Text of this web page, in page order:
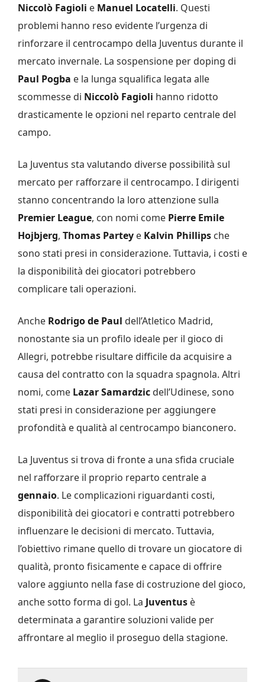
Niccolò Fagioli e Manuel Locatelli. Questi
problemi hanno reso evidente l’urgenza di
rinforzare il centrocampo della Juventus durante il
mercato invernale. La sospensione per doping di
Paul Pogba e la lunga squalifica legata alle
scommesse di Niccolò Fagioli hanno ridotto
drasticamente le opzioni nel reparto centrale del
campo.
La Juventus sta valutando diverse possibilità sul
mercato per rafforzare il centrocampo. I dirigenti
stanno concentrando la loro attenzione sulla
Premier League, con nomi come Pierre Emile
Hojbjerg, Thomas Partey e Kalvin Phillips che
sono stati presi in considerazione. Tuttavia, i costi e
la disponibilità dei giocatori potrebbero
complicare tali operazioni.
Anche Rodrigo de Paul dell’Atletico Madrid,
nonostante sia un profilo ideale per il gioco di
Allegri, potrebbe risultare difficile da acquisire a
causa del contratto con la squadra spagnola. Altri
nomi, come Lazar Samardzic dell’Udinese, sono
stati presi in considerazione per aggiungere
profondità e qualità al centrocampo bianconero.
La Juventus si trova di fronte a una sfida cruciale
nel rafforzare il proprio reparto centrale a
gennaio. Le complicazioni riguardanti costi,
disponibilità dei giocatori e contratti potrebbero
influenzare le decisioni di mercato. Tuttavia,
l’obiettivo rimane quello di trovare un giocatore di
qualità, pronto fisicamente e capace di offrire
valore aggiunto nella fase di costruzione del gioco,
anche sotto forma di gol. La Juventus è
determinata a garantire soluzioni valide per
affrontare al meglio il proseguo della stagione.